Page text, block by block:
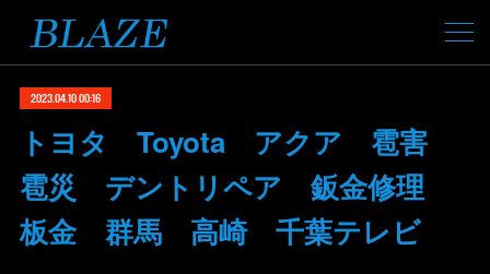
2023.04.10 00:16
トヨタ Toyota アクア 雹害
雹災 デントリペア 鈑金修理
板金 群馬 高崎 千葉テレビ